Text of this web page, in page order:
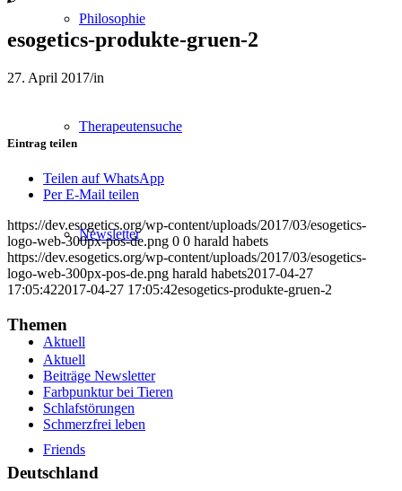
Philosophie
Therapeutensuche
Newsletter
Aktuell
Friends
esogetics-produkte-gruen-2
27. April 2017/in
Eintrag teilen
Teilen auf WhatsApp
Per E-Mail teilen
https://dev.esogetics.org/wp-content/uploads/2017/03/esogetics-
logo-web-300px-pos-de.png 0 0 harald habets
https://dev.esogetics.org/wp-content/uploads/2017/03/esogetics-
logo-web-300px-pos-de.png harald habets2017-04-27
17:05:422017-04-27 17:05:42esogetics-produkte-gruen-2
Themen
Aktuell
Beiträge Newsletter
Farbpunktur bei Tieren
Schlafstörungen
Schmerzfrei leben
Deutschland